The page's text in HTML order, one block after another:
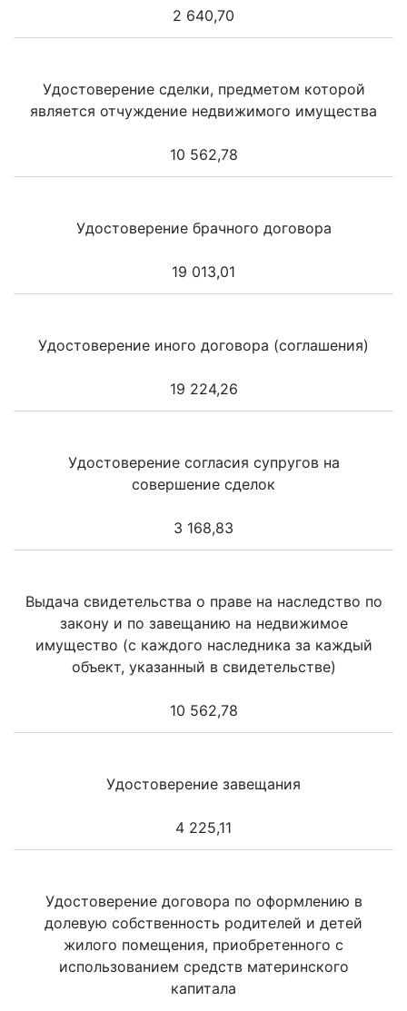
2 640,70
Удостоверение сделки, предметом которой
является отчуждение недвижимого имущества
10 562,78
Удостоверение брачного договора
19 013,01
Удостоверение иного договора (соглашения)
19 224,26
Удостоверение согласия супругов на
совершение сделок
3 168,83
Выдача свидетельства о праве на наследство по
закону и по завещанию на недвижимое
имущество (с каждого наследника за каждый
объект, указанный в свидетельстве)
10 562,78
Удостоверение завещания
4 225,11
Удостоверение договора по оформлению в
долевую собственность родителей и детей
жилого помещения, приобретенного с
использованием средств материнского
капитала